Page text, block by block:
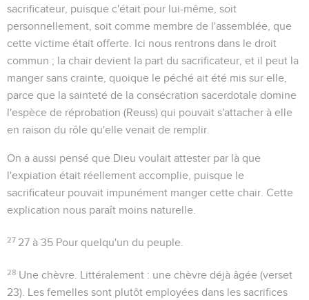
sacrificateur, puisque c'était pour lui-même, soit
personnellement, soit comme membre de l'assemblée, que
cette victime était offerte. Ici nous rentrons dans le droit
commun ; la chair devient la part du sacrificateur, et il peut la
manger sans crainte, quoique le péché ait été mis sur elle,
parce que la sainteté de la consécration sacerdotale domine
l'espèce de réprobation (Reuss) qui pouvait s'attacher à elle
en raison du rôle qu'elle venait de remplir.
On a aussi pensé que Dieu voulait attester par là que
l'expiation était réellement accomplie, puisque le
sacrificateur pouvait impunément manger cette chair. Cette
explication nous paraît moins naturelle.
27 27 à 35 Pour quelqu'un du peuple.
28 Une chèvre . Littéralement : une chèvre déjà âgée (verset
23). Les femelles sont plutôt employées dans les sacrifices